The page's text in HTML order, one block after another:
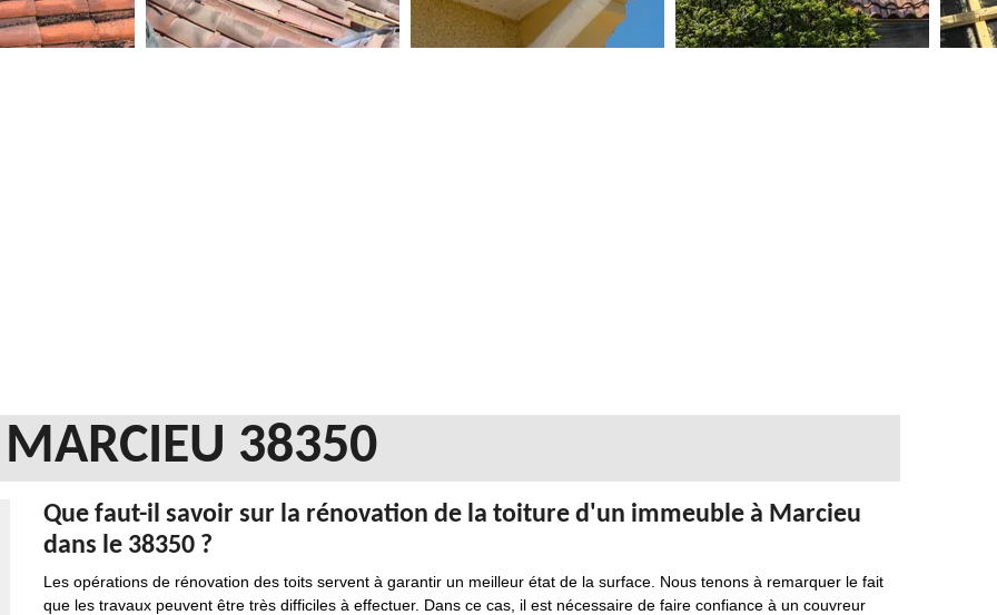
38350
Que faut-il savoir sur la rénovation de la toiture d'un immeuble à Marcieu
dans le 38350 ?
Les opérations de rénovation des toits servent à garantir un meilleur état de la surface. Nous tenons à remarquer le fait
que les travaux peuvent être très difficiles à effectuer. Dans ce cas, il est nécessaire de faire confiance à un couvreur